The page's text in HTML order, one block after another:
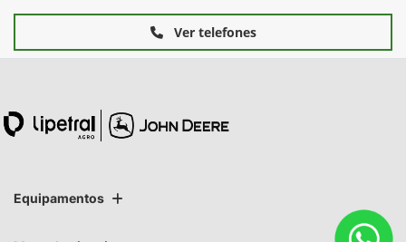
Ver telefones
Equipamentos